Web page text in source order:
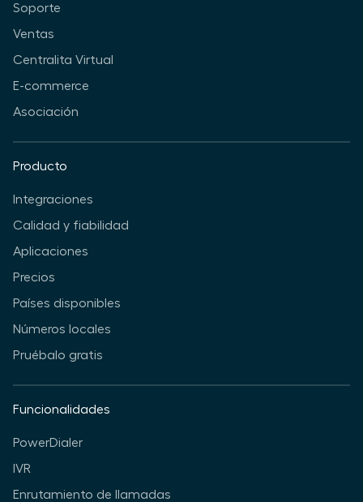
Soporte
Ventas
Centralita Virtual
E-commerce
Asociación
Producto
Integraciones
Calidad y fiabilidad
Aplicaciones
Precios
Países disponibles
Números locales
Pruébalo gratis
Funcionalidades
PowerDialer
IVR
Enrutamiento de llamadas